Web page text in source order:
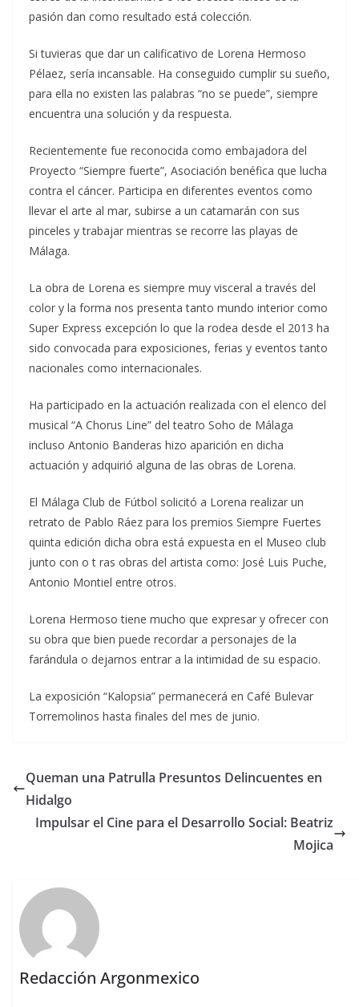
pasión dan como resultado está colección.
Si tuvieras que dar un calificativo de Lorena Hermoso
Pélaez, sería incansable. Ha conseguido cumplir su sueño,
para ella no existen las palabras “no se puede”, siempre
encuentra una solución y da respuesta.
Recientemente fue reconocida como embajadora del
Proyecto “Siempre fuerte”, Asociación benéfica que lucha
contra el cáncer. Participa en diferentes eventos como
llevar el arte al mar, subirse a un catamarán con sus
pinceles y trabajar mientras se recorre las playas de
Málaga.
La obra de Lorena es siempre muy visceral a través del
color y la forma nos presenta tanto mundo interior como
Super Express excepción lo que la rodea desde el 2013 ha
sido convocada para exposiciones, ferias y eventos tanto
nacionales como internacionales.
Ha participado en la actuación realizada con el elenco del
musical “A Chorus Line” del teatro Soho de Málaga
incluso Antonio Banderas hizo aparición en dicha
actuación y adquirió alguna de las obras de Lorena.
El Málaga Club de Fútbol solicitó a Lorena realizar un
retrato de Pablo Ráez para los premios Siempre Fuertes
quinta edición dicha obra está expuesta en el Museo club
junto con o t ras obras del artista como: José Luis Puche,
Antonio Montiel entre otros.
Lorena Hermoso tiene mucho que expresar y ofrecer con
su obra que bien puede recordar a personajes de la
farándula o dejarnos entrar a la intimidad de su espacio.
La exposición “Kalopsia” permanecerá en Café Bulevar
Torremolinos hasta finales del mes de junio.
Queman una Patrulla Presuntos Delincuentes en
Hidalgo
Impulsar el Cine para el Desarrollo Social: Beatriz
Mojica
Redacción Argonmexico